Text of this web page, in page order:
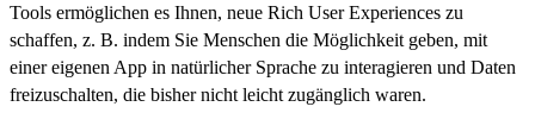
Tools ermöglichen es Ihnen, neue Rich User Experiences zu
schaffen, z. B. indem Sie Menschen die Möglichkeit geben, mit
einer eigenen App in natürlicher Sprache zu interagieren und Daten
freizuschalten, die bisher nicht leicht zugänglich waren.